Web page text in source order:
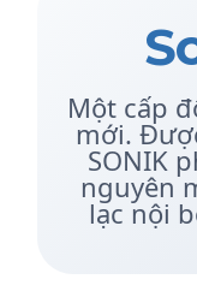
Một cấp
mới.
SONIK
nguyên
lạc nội